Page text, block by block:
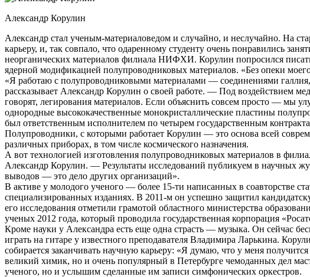
Александр Корулин
Александр стал ученым-­материаловедом и случайно, и неслучайно. На
карьеру, и, так совпало, что одаренному студенту очень понравились
неорганических материалов филиала НИФХИ. Корулин попросился
ядерной модификацией полупроводниковых материалов. «Без опеки
«Я работаю с полупроводниковыми материалами — соединениями
рассказывает Александр Корулин о своей работе. — Под воздействием
говорят, легирования материалов. Если объяснить совсем просто — мы
однородные высококачественные монокристаллические пластины
был ответственным исполнителем по четырем государственным
Полупроводники, с которыми работает Корулин — это основа всей
различных приборах, в том числе космического назначения.
А вот технологией изготовления полупроводниковых материалов в
Александр Корулин. — Результаты исследований публикуем в научных
выводов — это дело других организаций».
В активе у молодого ученого — более 15­-ти написанных в соавторстве
специализированных изданиях. В 2011­-м он успешно защитил
его исследования отметили грамотой областного министерства
ученых 2012 года, который проводила государственная корпорация
Кроме науки у Александра есть еще одна страсть — музыка. Он сейчас
играть на гитаре у известного преподавателя Владимира Ларькина.
собирается заканчивать научную карьеру: «Я думаю, что у меня
великий химик, но и очень популярный в Петербурге чемоданных дел
ученого, но и услышим сделанные им записи симфонических оркестров.